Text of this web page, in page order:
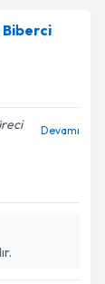
Biberci
Devamı